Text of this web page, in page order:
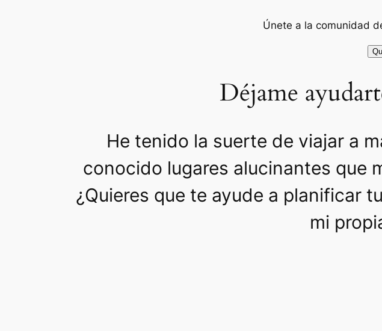
Únete a la comunidad
Déjame
He tenido la suerte de viajar a
conocido lugares alucinantes que
¿Quieres que te ayude a planificar
mi